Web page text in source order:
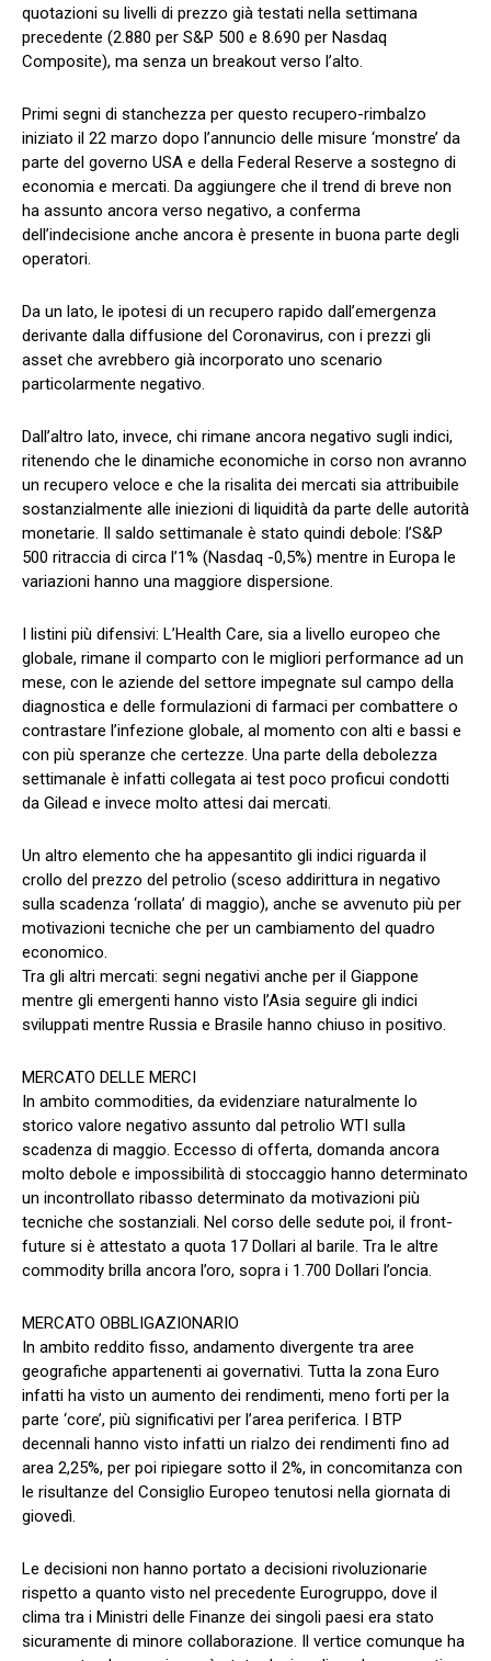
quotazioni su livelli di prezzo già testati nella settimana
precedente (2.880 per S&P 500 e 8.690 per Nasdaq
Composite), ma senza un breakout verso l’alto.
Primi segni di stanchezza per questo recupero-rimbalzo
iniziato il 22 marzo dopo l’annuncio delle misure ‘monstre’ da
parte del governo USA e della Federal Reserve a sostegno di
economia e mercati. Da aggiungere che il trend di breve non
ha assunto ancora verso negativo, a conferma
dell’indecisione anche ancora è presente in buona parte degli
operatori.
Da un lato, le ipotesi di un recupero rapido dall’emergenza
derivante dalla diffusione del Coronavirus, con i prezzi gli
asset che avrebbero già incorporato uno scenario
particolarmente negativo.
Dall’altro lato, invece, chi rimane ancora negativo sugli indici,
ritenendo che le dinamiche economiche in corso non avranno
un recupero veloce e che la risalita dei mercati sia attribuibile
sostanzialmente alle iniezioni di liquidità da parte delle autorità
monetarie. Il saldo settimanale è stato quindi debole: l’S&P
500 ritraccia di circa l’1% (Nasdaq -0,5%) mentre in Europa le
variazioni hanno una maggiore dispersione.
I listini più difensivi: L’Health Care, sia a livello europeo che
globale, rimane il comparto con le migliori performance ad un
mese, con le aziende del settore impegnate sul campo della
diagnostica e delle formulazioni di farmaci per combattere o
contrastare l’infezione globale, al momento con alti e bassi e
con più speranze che certezze. Una parte della debolezza
settimanale è infatti collegata ai test poco proficui condotti
da Gilead e invece molto attesi dai mercati.
Un altro elemento che ha appesantito gli indici riguarda il
crollo del prezzo del petrolio (sceso addirittura in negativo
sulla scadenza ‘rollata’ di maggio), anche se avvenuto più per
motivazioni tecniche che per un cambiamento del quadro
economico.
Tra gli altri mercati: segni negativi anche per il Giappone
mentre gli emergenti hanno visto l’Asia seguire gli indici
sviluppati mentre Russia e Brasile hanno chiuso in positivo.
MERCATO DELLE MERCI
In ambito commodities, da evidenziare naturalmente lo
storico valore negativo assunto dal petrolio WTI sulla
scadenza di maggio. Eccesso di offerta, domanda ancora
molto debole e impossibilità di stoccaggio hanno determinato
un incontrollato ribasso determinato da motivazioni più
tecniche che sostanziali. Nel corso delle sedute poi, il front-
future si è attestato a quota 17 Dollari al barile. Tra le altre
commodity brilla ancora l’oro, sopra i 1.700 Dollari l’oncia.
MERCATO OBBLIGAZIONARIO
In ambito reddito fisso, andamento divergente tra aree
geografiche appartenenti ai governativi. Tutta la zona Euro
infatti ha visto un aumento dei rendimenti, meno forti per la
parte ‘core’, più significativi per l’area periferica. I BTP
decennali hanno visto infatti un rialzo dei rendimenti fino ad
area 2,25%, per poi ripiegare sotto il 2%, in concomitanza con
le risultanze del Consiglio Europeo tenutosi nella giornata di
giovedì.
Le decisioni non hanno portato a decisioni rivoluzionarie
rispetto a quanto visto nel precedente Eurogruppo, dove il
clima tra i Ministri delle Finanze dei singoli paesi era stato
sicuramente di minore collaborazione. Il vertice comunque ha